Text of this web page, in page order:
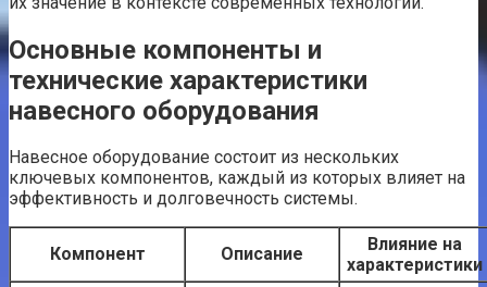
Основные компоненты и
технические характеристики
навесного оборудования
Навесное оборудование состоит из нескольких
ключевых компонентов, каждый из которых влияет на
эффективность и долговечность системы.
Компонент Описание
Влияние на
характеристики